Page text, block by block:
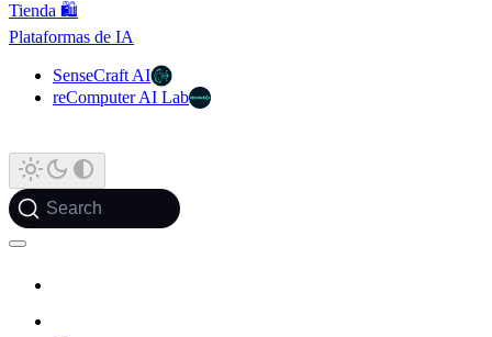
Tienda 🛍️
Plataformas de IA
SenseCraft AI
reComputer AI Lab
Search